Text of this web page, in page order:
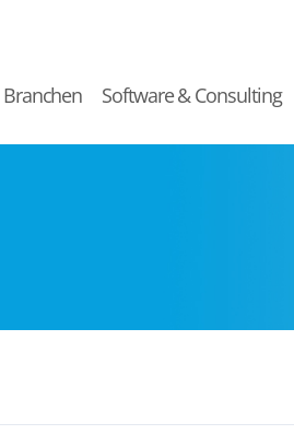
Branchen Software & Consulting